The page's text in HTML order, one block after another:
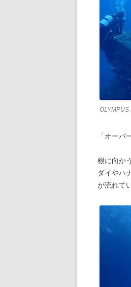
OLYMPUS
「オー
根に向か
ダイやハ
が流れて